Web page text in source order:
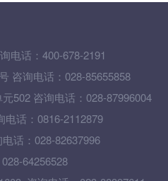
电话：400-678-2191
咨询电话：028-85655858
502 咨询电话：028-87996004
话：0816-2112879
话：028-82637996
64256528